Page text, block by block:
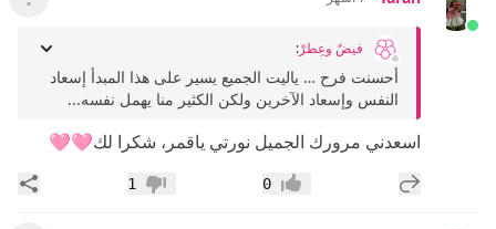
عرض
فيضٌ وعِطرْ:
أحسنت فرح … ياليت الجميع يسير على هذا المبدأ إسعاد
النفس وإسعاد الآخرين ولكن الكثير منا يهمل نفسه...
اسعدني مرورك الجميل نورتي ياقمر، شكرا لك🩷🩷
إضافة رد جديد إعجاب0 عدم إعجاب
1